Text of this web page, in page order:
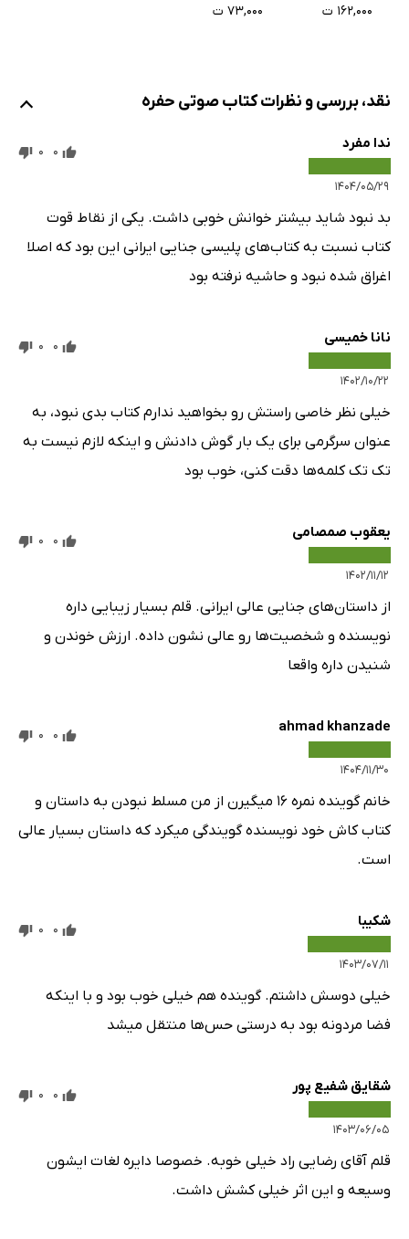
۱۶۲,۰۰۰ ت
۷۳,۰۰۰ ت
نقد، بررسی و نظرات کتاب صوتی حفره
ندا مفرد
۱۴۰۴/۰۵/۲۹
0
0
بد نبود شاید بیشتر خوانش خوبی داشت. یکی از نقاط قوت
کتاب نسبت به کتاب‌های پلیسی جنایی ایرانی این بود که اصلا
اغراق شده نبود و حاشیه نرفته بود
نانا خمیسی
۱۴۰۲/۱۰/۲۲
0
0
خیلی نظر خاصی راستش رو بخواهید ندارم کتاب بدی نبود، به
عنوان سرگرمی برای یک بار گوش دادنش و اینکه لازم نیست به
تک تک کلمه‌ها دقت کنی، خوب بود
یعقوب صمصامی
۱۴۰۲/۱۱/۱۲
0
0
از داستان‌های جنایی عالی ایرانی. قلم بسیار زیبایی داره
نویسنده و شخصیت‌ها رو عالی نشون داده. ارزش خوندن و
شنیدن داره واقعا
ahmad khanzade
۱۴۰۴/۱۱/۳۰
0
0
خانم گوینده نمره ۱۶ میگیرن از من مسلط نبودن به داستان و
کتاب کاش خود نویسنده گویندگی میکرد که داستان بسیار عالی
است.
شکیبا
۱۴۰۳/۰۷/۱۱
0
0
خیلی دوسش داشتم. گوینده هم خیلی خوب بود و با اینکه
فضا مردونه بود به درستی حس‌ها منتقل میشد
شقایق شفیع پور
۱۴۰۳/۰۶/۰۵
0
0
قلم آقای رضایی راد خیلی خوبه. خصوصا دایره لغات ایشون
وسیعه و این اثر خیلی کشش داشت.